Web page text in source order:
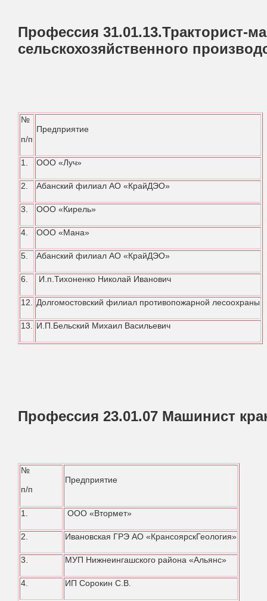
Профессия 31.01.13.Тракторист-
сельскохозяйственного
№
п/п
Предприятие
1. ООО «Луч»
2. Абанский филиал АО «КрайДЭО»
3. ООО «Кирель»
4. ООО «Мана»
5. Абанский филиал АО «КрайДЭО»
6. И.п.Тихоненко Николай Иванович
12. Долгомостовский филиал противопожарной лесоохраны
13. И.П.Бельский Михаил Васильевич
Профессия 23.01.07 Машинист
№
п/п
Предприятие
1. ООО «Втормет»
2. Ивановская ГРЭ АО «КрансоярскГеология»
3. МУП Нижнеингашского района «Альянс»
4. ИП Сорокин С.В.